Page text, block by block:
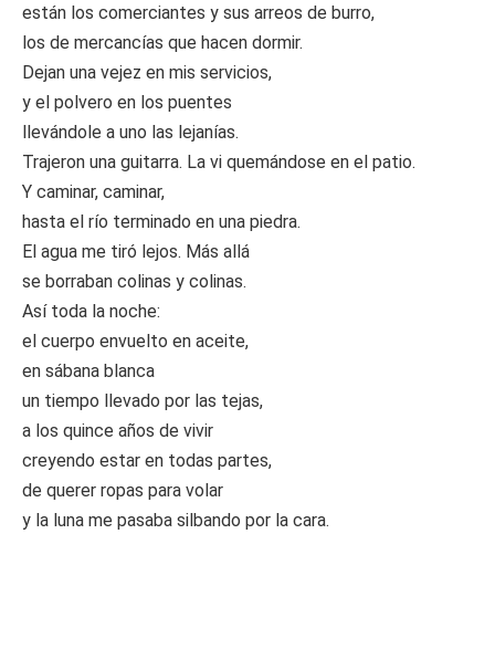
están los comerciantes y sus arreos de burro,
los de mercancías que hacen dormir.
Dejan una vejez en mis servicios,
y el polvero en los puentes
llevándole a uno las lejanías.
Trajeron una guitarra. La vi quemándose en el patio.
Y caminar, caminar,
hasta el río terminado en una piedra.
El agua me tiró lejos. Más allá
se borraban colinas y colinas.
Así toda la noche:
el cuerpo envuelto en aceite,
en sábana blanca
un tiempo llevado por las tejas,
a los quince años de vivir
creyendo estar en todas partes,
de querer ropas para volar
y la luna me pasaba silbando por la cara.